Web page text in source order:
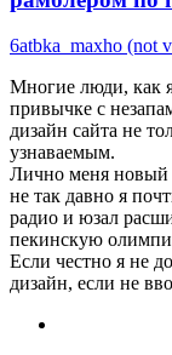
6atbka_maxho (not
Многие люди, как
привычке с
дизайн сайта не
узнаваемым.
Лично меня новый
не так давно я
радио и юзал
пекинскую
Если честно я не
дизайн, если не